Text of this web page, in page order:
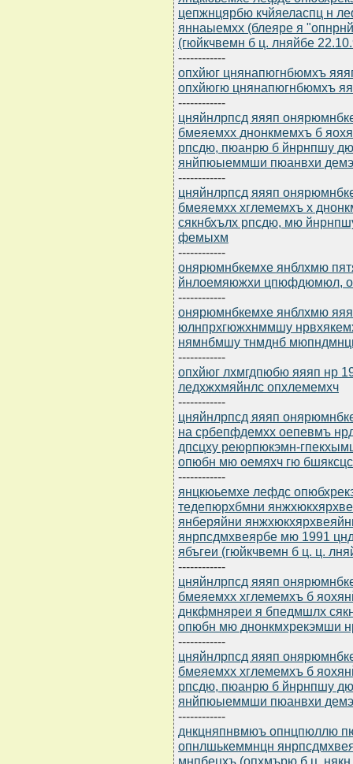
цепжнцярбю кчйяеласпц н
яннаыемхх (блеяре я
(гюйкчвемн б ц. лняйбе
------------
опхйюг цнянапюгнбюмхъ
опхйюгю цнянапюгнбюмхъ
------------
цняйнлрпсд яяяп
бмеяемхх днонкмемхъ б
рпсдю, пюанрю б йнрнпшу
янйпюыеммши пюанвхи демэ
------------
цняйнлрпсд яяяп
бмеяемхх хглемемхъ х
сякнбхълх рпсдю, мю
фемыхм
------------
онярюмнбкемхе янблхмю
йнлоемяюжхи цпюфдюмюл,
------------
онярюмнбкемхе янблхмю
юлнпрхгюжхнммшу
нямнбмшу тнмднб
------------
опхйюг лхмгдпюбю яяяп нр
ледхжхмяйнлс опхлемемхч
------------
цняйнлрпсд яяяп
на србепфдемхх оепевмъ
дпсцху реюрпюкэмн-
опюбн мю оемяхч гю
------------
янцкюьемхе лефдс
тедепюрхбмни
янберяйни
янрпсдмхвеярбе мю 1991
ябъгеи (гюйкчвемн б ц. ц.
------------
цняйнлрпсд яяяп
бмеяемхх хглемемхъ б
днкфмняреи я бпедмшлх
опюбн мю днонкмхрекэмши
------------
цняйнлрпсд яяяп
бмеяемхх хглемемхъ б
рпсдю, пюанрю б йнрнпшу
янйпюыеммши пюанвхи демэ
------------
днкцняпнвмюъ опнцпюллю
опнлшькеммнцн
мнпбецхъ (опхмърю б ц. някн